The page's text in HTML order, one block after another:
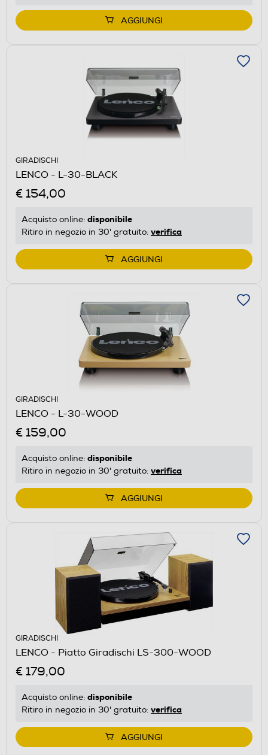
AGGIUNGI
GIRADISCHI
LENCO - L-30-BLACK
€ 154,00
Acquisto online: disponibile
Ritiro in negozio in 30' gratuito: verifica
AGGIUNGI
GIRADISCHI
LENCO - L-30-WOOD
€ 159,00
Acquisto online: disponibile
Ritiro in negozio in 30' gratuito: verifica
AGGIUNGI
GIRADISCHI
LENCO - Piatto Giradischi LS-300-WOOD
€ 179,00
Acquisto online: disponibile
Ritiro in negozio in 30' gratuito: verifica
AGGIUNGI